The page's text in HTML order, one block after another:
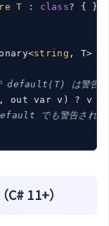
T : class? { }
string , T>
default(T) は警告
out var v) ? v
でも警告されな
11+）